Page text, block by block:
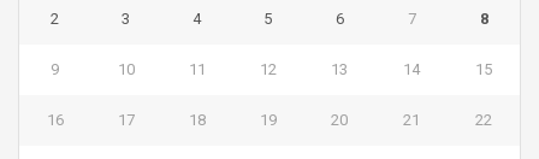
2 3 4 5 6 7 8
9 10 11 12 13 14 15
16 17 18 19 20 21 22